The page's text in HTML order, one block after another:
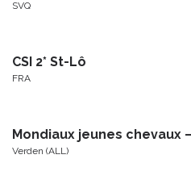
SVQ
CSI 2* St-Lô
FRA
Mondiaux jeunes chevaux
Verden (ALL)